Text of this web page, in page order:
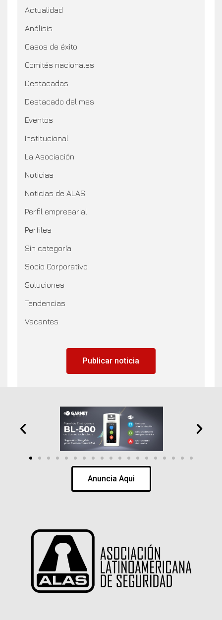
Actualidad
Análisis
Casos de éxito
Comités nacionales
Destacadas
Destacado del mes
Eventos
Institucional
La Asociación
Noticias
Noticias de ALAS
Perfil empresarial
Perfiles
Sin categoría
Socio Corporativo
Soluciones
Tendencias
Vacantes
Publicar noticia
Anuncia Aqui